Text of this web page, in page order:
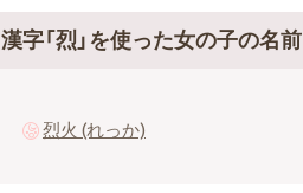
漢字「烈」を使った女の子の名前
烈火 (れっか)